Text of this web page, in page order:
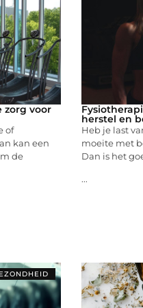
zorg voor
of
kan een
de
herstel en
Heb je last
moeite met
Dan is het
...